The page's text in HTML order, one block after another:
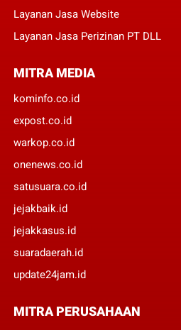
Layanan Jasa Website
Layanan Jasa Perizinan PT DLL
MITRA MEDIA
kominfo.co.id
expost.co.id
warkop.co.id
onenews.co.id
satusuara.co.id
jejakbaik.id
jejakkasus.id
suaradaerah.id
update24jam.id
MITRA PERUSAHAAN